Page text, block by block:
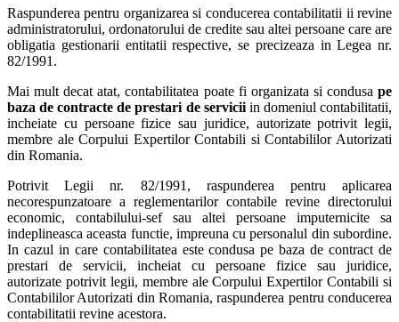
Raspunderea pentru organizarea si conducerea contabilitatii ii revine
administratorului, ordonatorului de credite sau altei persoane care are
obligatia gestionarii entitatii respective, se precizeaza in Legea nr.
82/1991.
Mai mult decat atat, contabilitatea poate fi organizata si condusa pe
baza de contracte de prestari de serviciiin domeniul contabilitatii,
incheiate cu persoane fizice sau juridice, autorizate potrivit legii,
membre ale Corpului Expertilor Contabili si Contabililor Autorizati
din Romania.
Potrivit Legii nr. 82/1991, raspunderea pentru aplicarea
necorespunzatoare a reglementarilor contabile revine directorului
economic, contabilului-sef sau altei persoane imputernicite sa
indeplineasca aceasta functie, impreuna cu personalul din subordine.
In cazul in care contabilitatea este condusa pe baza de contract de
prestari de servicii, incheiat cu persoane fizice sau juridice,
autorizate potrivit legii, membre ale Corpului Expertilor Contabili si
Contabililor Autorizati din Romania, raspunderea pentru conducerea
contabilitatii revine acestora.